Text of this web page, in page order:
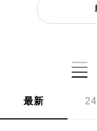
最新